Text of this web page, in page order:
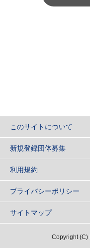
このサイトについて
新規登録団体募集
利用規約
プライバシーポリシー
サイトマップ
Copyright(C)